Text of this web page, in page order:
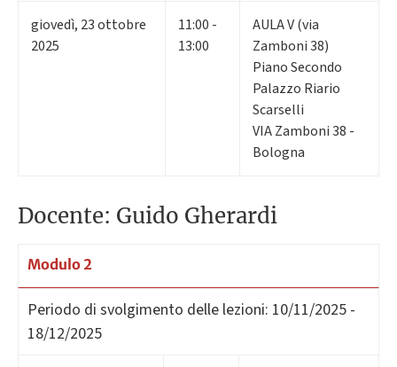
giovedì, 23ottobre
2025
11:00 -
13:00
AULA V (via
Zamboni 38)
Piano Secondo
Palazzo Riario
Scarselli
VIA Zamboni 38 -
Bologna
Docente: Guido Gherardi
Modulo 2
Periodo di svolgimento delle lezioni: 10/11/2025 -
18/12/2025